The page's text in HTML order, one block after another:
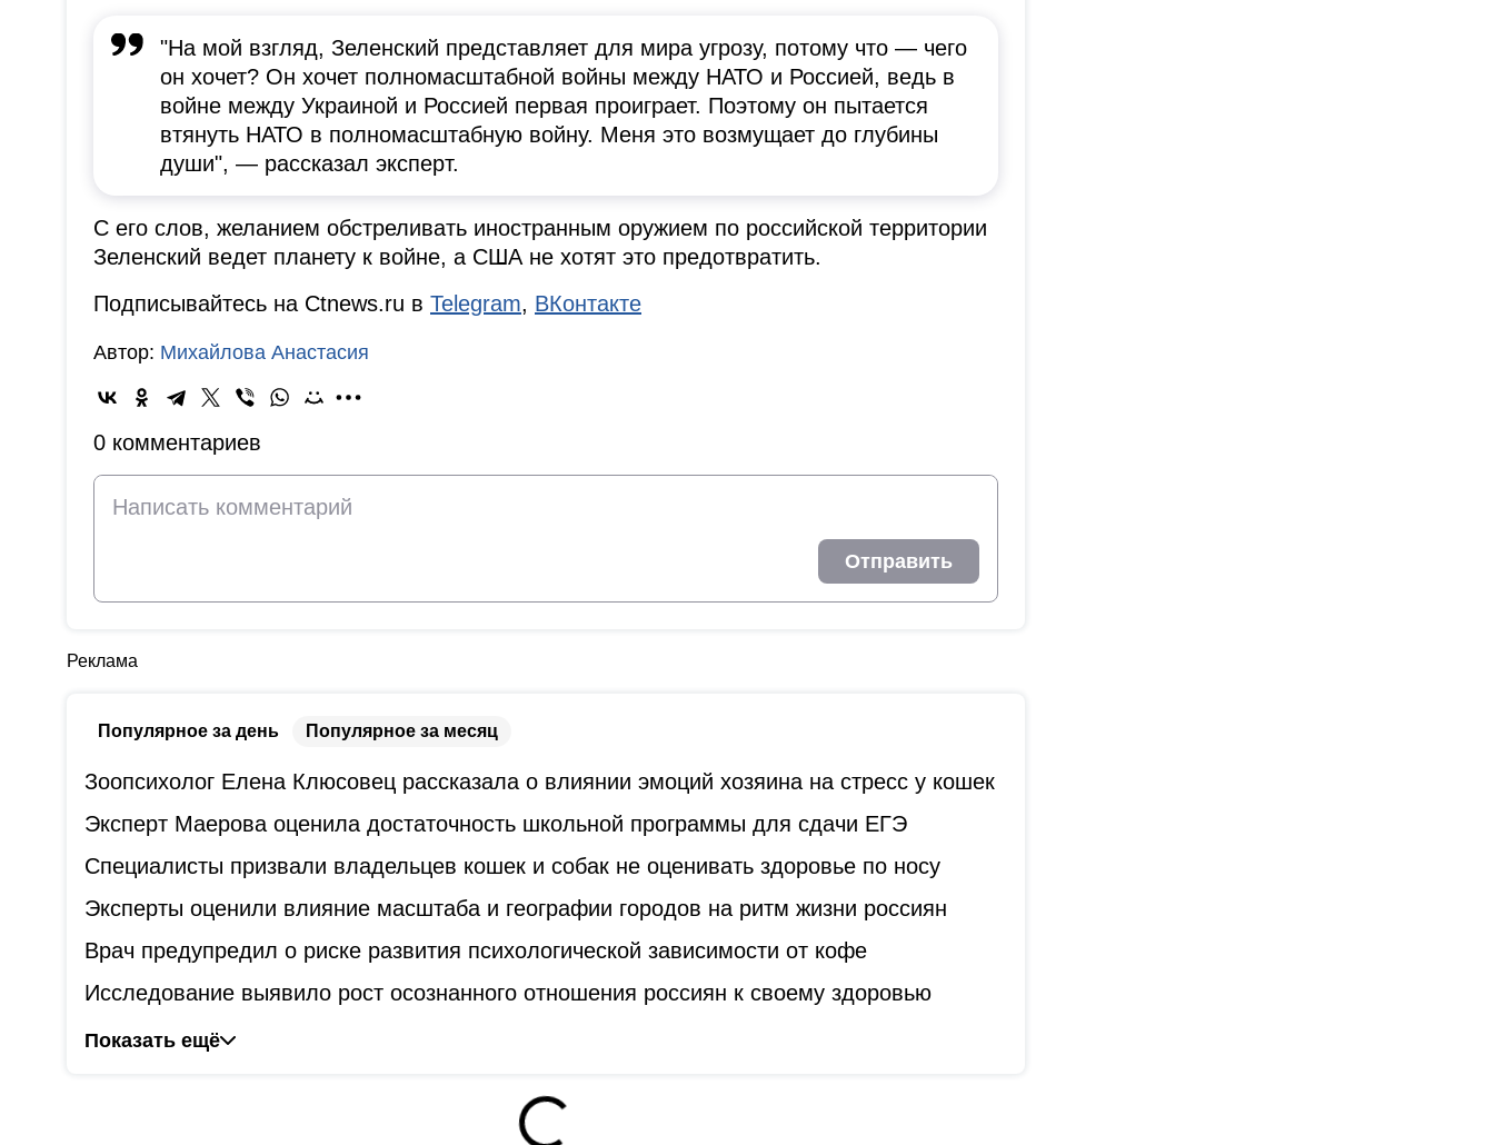
"На мой взгляд, Зеленский представляет для мира угрозу, потому что — чего
он хочет? Он хочет полномасштабной войны между НАТО и Россией, ведь в
войне между Украиной и Россией первая проиграет. Поэтому он пытается
втянуть НАТО в полномасштабную войну. Меня это возмущает до глубины
души", — рассказал эксперт.
С его слов, желанием обстреливать иностранным оружием по российской территории
Зеленский ведет планету к войне, а США не хотят это предотвратить.
Подписывайтесь на Ctnews.ru в Telegram, ВКонтакте
Автор: Михайлова Анастасия
0 комментариев
Отправить
Реклама
Популярное за день Популярное за месяц
Зоопсихолог Елена Клюсовец рассказала о влиянии эмоций хозяина на стресс у кошек
Эксперт Маерова оценила достаточность школьной программы для сдачи ЕГЭ
Специалисты призвали владельцев кошек и собак не оценивать здоровье по носу
Эксперты оценили влияние масштаба и географии городов на ритм жизни россиян
Врач предупредил о риске развития психологической зависимости от кофе
Исследование выявило рост осознанного отношения россиян к своему здоровью
Показать ещё